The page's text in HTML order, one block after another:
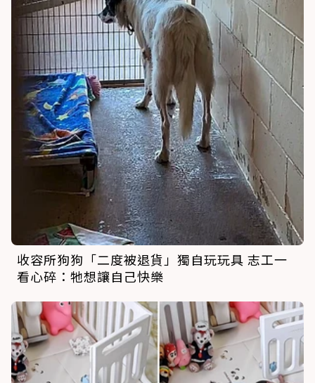
收容所狗狗「二度被退貨」獨自玩玩具 志工一
看心碎：牠想讓自己快樂